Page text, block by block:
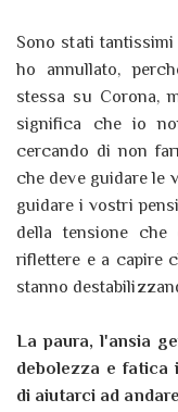
Sono stati
ho annullato,
stessa su Corona,
significa che io
cercando di non
che deve guidare le
guidare i vostri
della tensione
riflettere e a capire
stanno
La paura, l'ansia
debolezza e fatica
di aiutarci ad